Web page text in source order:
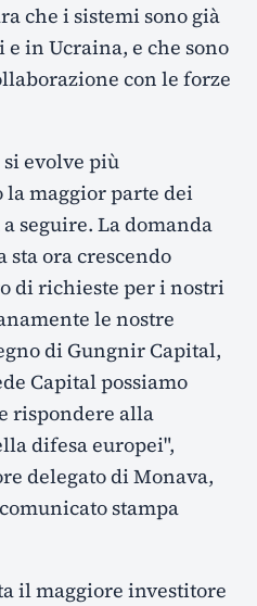
che i sistemi sono già
in Ucraina, e che sono
con le forze
evolve più
maggior parte dei
seguire. La domanda
sta ora crescendo
di richieste per i nostri
le nostre
di Gungnir Capital,
Capital possiamo
rispondere alla
difesa europei",
delegato di Monava,
stampa
il maggiore investitore